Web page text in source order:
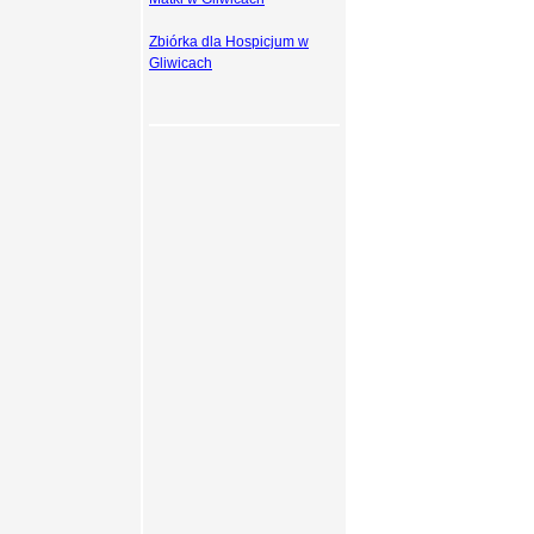
Zbiórka dla Hospicjum w
Gliwicach